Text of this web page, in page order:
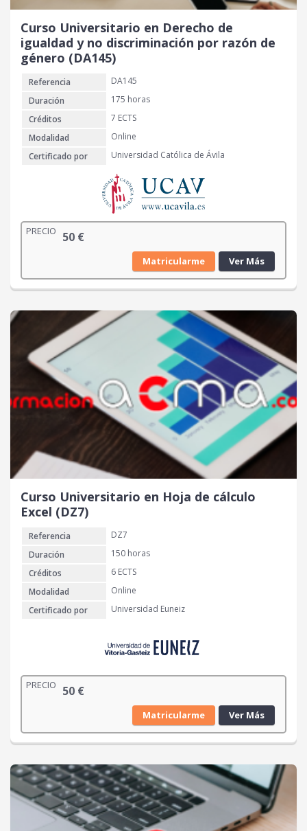
Curso Universitario en Derecho de
igualdad y no discriminación por razón de
género (DA145)
Referencia
DA145
Duración
175 horas
Créditos
7 ECTS
Modalidad
Online
Certificado por
Universidad Católica de Ávila
PRECIO 50 €
Matricularme Ver Más
Curso Universitario en Hoja de cálculo
Excel (DZ7)
Referencia
DZ7
Duración
150 horas
Créditos
6 ECTS
Modalidad
Online
Certificado por
Universidad Euneiz
PRECIO 50 €
Matricularme Ver Más